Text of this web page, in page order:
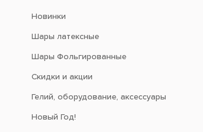
Новинки
Шары латексные
Шары Фольгированные
Скидки и акции
Гелий, оборудование, аксессуары
Новый Год!